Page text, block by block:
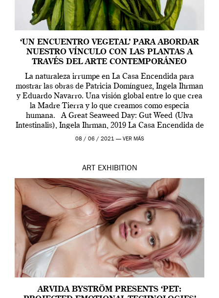
‘UN ENCUENTRO VEGETAL’ PARA ABORDAR
NUESTRO VÍNCULO CON LAS PLANTAS A
TRAVÉS DEL ARTE CONTEMPORÁNEO
La naturaleza irrumpe en La Casa Encendida para
mostrar las obras de Patricia Domínguez, Ingela Ihrman
y Eduardo Navarro. Una visión global entre lo que crea
la Madre Tierra y lo que creamos como especia
humana. A Great Seaweed Day: Gut Weed (Ulva
Intestinalis), Ingela Ihrman, 2019 La Casa Encendida de
Madrid y la Wellcome […]
08 / 06 / 2021 — VER MÁS
ART EXHIBITION
ARVIDA BYSTRÖM PRESENTS ‘PET: